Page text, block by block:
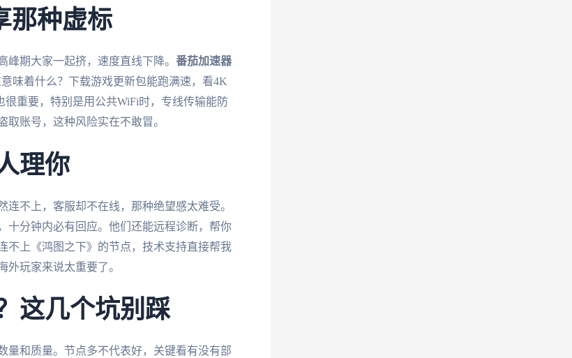
那种虚标
期大家一起挤，速度直线下降。 番茄加速器
味着什么？下载游戏更新包能跑满速，看4K
重要，特别是用公共WiFi时，专线传输能防
账号，这种风险实在不敢冒。
理你
不上，客服却不在线，那种绝望感太难受。
十分钟内必有回应。他们还能远程诊断，帮你
不上《鸿图之下》的节点，技术支持直接帮我
玩家来说太重要了。
这几个坑别踩
量和质量。节点多不代表好，关键看有没有部